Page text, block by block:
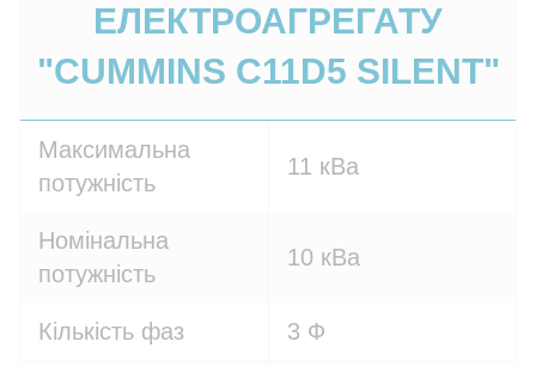
ЕЛЕКТРОАГРЕГАТУ
"CUMMINS C11D5 SILENT"
Максимальна
потужність
11 кВа
Номінальна
потужність
10 кВа
Кількість фаз 3 Ф